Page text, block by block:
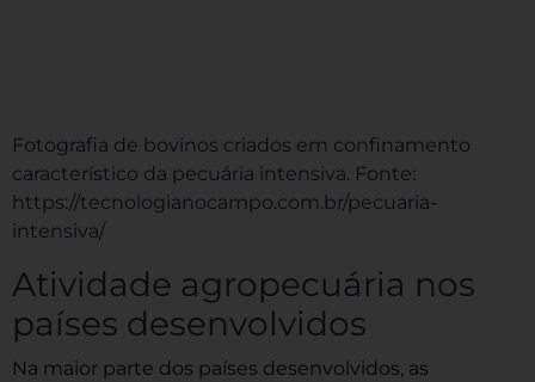
Fotografia de bovinos criados em confinamento
característico da pecuária intensiva. Fonte:
https://tecnologianocampo.com.br/pecuaria-
intensiva/
Atividade agropecuária nos
países desenvolvidos
Na maior parte dos países desenvolvidos, as